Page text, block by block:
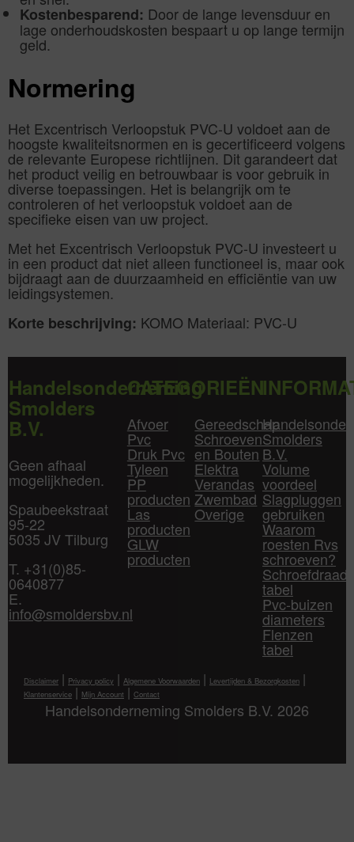
Kostenbesparend: Door de lange levensduur en
lage onderhoudskosten bespaart u op lange termijn
geld.
Normering
Het Excentrisch Verloopstuk PVC-U voldoet aan de
hoogste kwaliteitsnormen en is gecertificeerd volgens
de relevante Europese richtlijnen. Dit garandeert dat
het product veilig en betrouwbaar is voor gebruik in
diverse toepassingen. Het is belangrijk om te
controleren of het verloopstuk voldoet aan de
specifieke eisen van uw project.
Met het Excentrisch Verloopstuk PVC-U investeert u
in een product dat niet alleen functioneel is, maar ook
bijdraagt aan de duurzaamheid en efficiëntie van uw
leidingsystemen.
Korte beschrijving: KOMO Materiaal: PVC-U
Handelsonderneming
Smolders
B.V.
Geen afhaal
mogelijkheden.
Spaubeekstraat
95-22
5035 JV Tilburg
T. +31(0)85-
0640877
E.
info@smoldersbv.nl
CATEGORIEËN
Afvoer
Pvc
Druk Pvc
Tyleen
PP
producten
Las
producten
GLW
producten
Gereedschap
Schroeven
en Bouten
Elektra
Verandas
Zwembad
Overige
Smolders
B.V.
Volume
voordeel
Slagpluggen
gebruiken
Waarom
roesten Rvs
schroeven?
Schroefdraad
tabel
Pvc-buizen
diameters
Flenzen
tabel
Disclaimer | Privacy policy | Algemene Voorwaarden | Levertijden & Bezorgkosten |
Klantenservice | Mijn Account | Contact
Handelsonderneming Smolders B.V. 2026